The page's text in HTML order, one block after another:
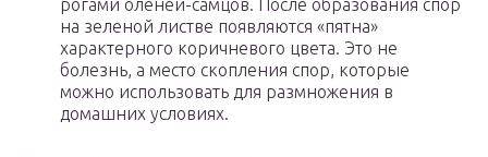
рогами оленей-самцов. После образования спор
на зеленой листве появляются «пятна»
характерного коричневого цвета. Это не
болезнь, а место скопления спор, которые
можно использовать для размножения в
домашних условиях.